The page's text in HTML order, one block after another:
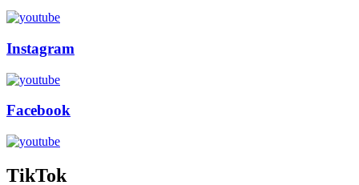
Instagram
Facebook
TikTok